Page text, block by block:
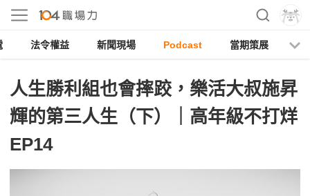
法令權益 新聞現場 Podcast 當期策展
人生勝利組也會摔跤，樂活大叔施昇
輝的第三人生（下）｜高年級不打烊
EP14